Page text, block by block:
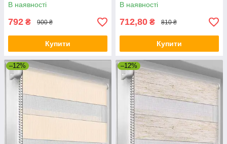
В наявності
792 ₴ 900 ₴
Купити
В наявності
712,80 ₴ 810 ₴
Купити
–12% –12%